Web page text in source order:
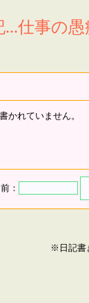
仕事の
かれていません。
：
※日記書